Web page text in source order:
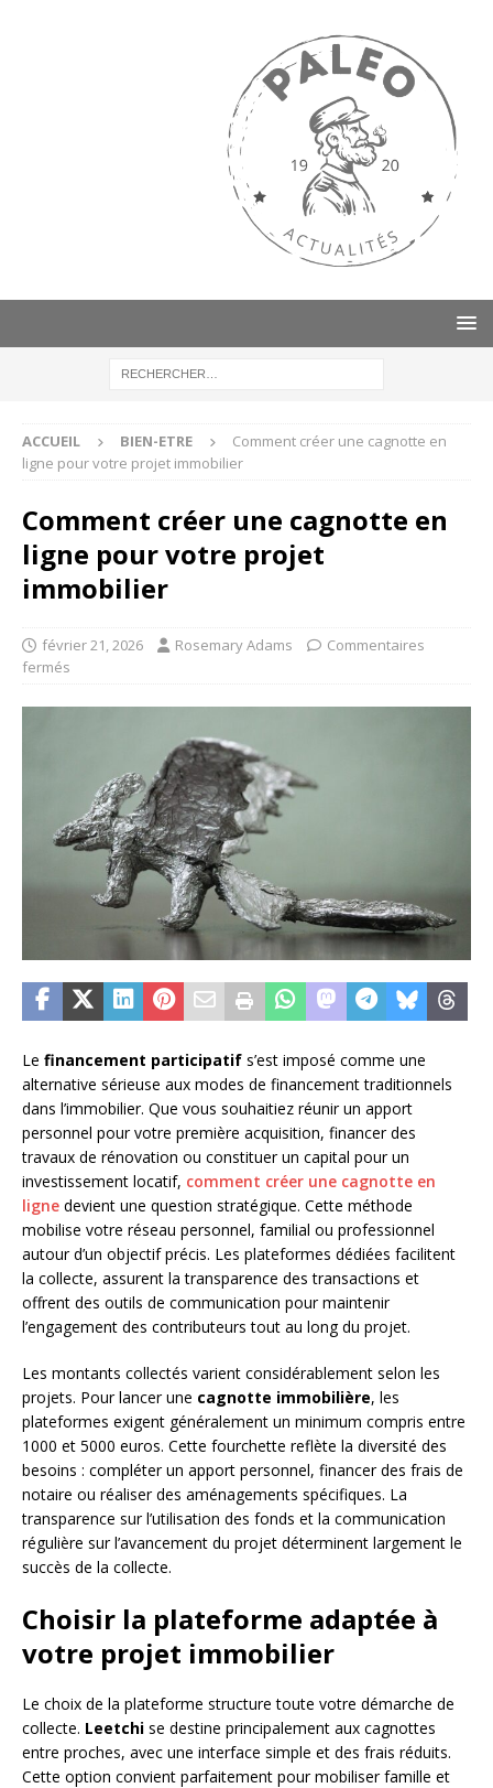
ACCUEIL BIEN-ETRE
Comment créer une cagnotte en
ligne pour votre projet immobilier
Comment créer une cagnotte en
ligne pour votre projet
immobilier
février 21, 2026 Rosemary Adams
Commentaires
fermés
Le financement participatif s’est imposé comme une
alternative sérieuse aux modes de financement traditionnels
dans l’immobilier. Que vous souhaitiez réunir un apport
personnel pour votre première acquisition, financer des
travaux de rénovation ou constituer un capital pour un
investissement locatif, comment créer une cagnotte en
ligne devient une question stratégique. Cette méthode
mobilise votre réseau personnel, familial ou professionnel
autour d’un objectif précis. Les plateformes dédiées facilitent
la collecte, assurent la transparence des transactions et
offrent des outils de communication pour maintenir
l’engagement des contributeurs tout au long du projet.
Les montants collectés varient considérablement selon les
projets. Pour lancer une cagnotte immobilière, les
plateformes exigent généralement un minimum compris entre
1000 et 5000 euros. Cette fourchette reflète la diversité des
besoins : compléter un apport personnel, financer des frais de
notaire ou réaliser des aménagements spécifiques. La
transparence sur l’utilisation des fonds et la communication
régulière sur l’avancement du projet déterminent largement le
succès de la collecte.
Choisir la plateforme adaptée à
votre projet immobilier
Le choix de la plateforme structure toute votre démarche de
collecte. Leetchi se destine principalement aux cagnottes
entre proches, avec une interface simple et des frais réduits.
Cette option convient parfaitement pour mobiliser famille et